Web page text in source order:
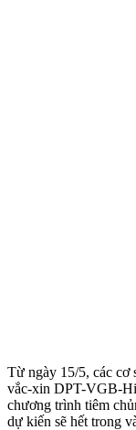
Từ ngày 15/5, các cơ
vắc-xin DPT-VGB-
chương trình tiêm
dự kiến sẽ hết trong